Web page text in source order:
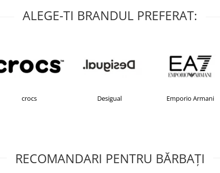
ALEGE-TI BRANDUL PREFERAT:
crocs Desigual Emporio Armani
RECOMANDARI PENTRU BĂRBAŢI